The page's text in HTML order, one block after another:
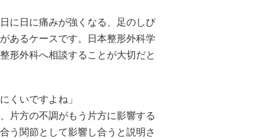
に日に痛みが強くなる、足のしび
あるケースです。日本整形外科学
形外科へ相談することが大切だと
くいですよね」
片方の不調がもう片方に影響する
う関節として影響し合うと説明さ